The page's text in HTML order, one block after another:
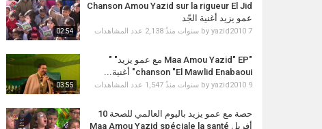
02:54
Chanson Amou Yazid sur la rigueur El Jid
عمو يزيد أغنية الجّد
by yazid2010 7 سنوات منذُ 2,138 عدد المشاهدات
03:55
"Maa Amou Yazid" EP مع عمو يزيد" "
chanson "El Mawlid Enabaoui" أغنية...
by yazid2010 9 سنوات منذُ 1,547 عدد المشاهدات
حصة مع عمو يزيد باليوم العالمي للصحة 10
أفريل Maa Amou Yazid spéciale la santé